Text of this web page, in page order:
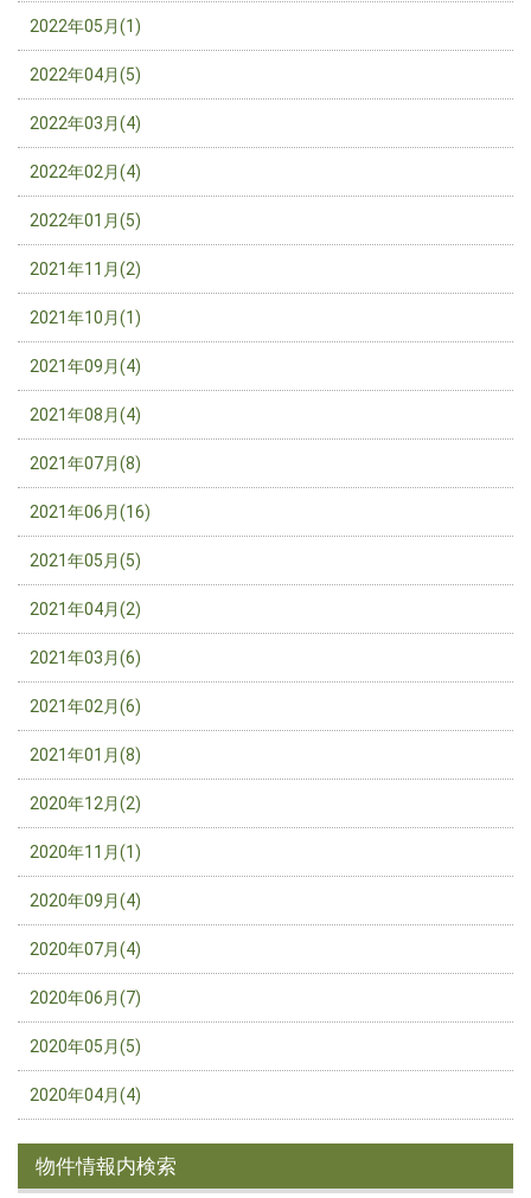
2022年05月(1)
2022年04月(5)
2022年03月(4)
2022年02月(4)
2022年01月(5)
2021年11月(2)
2021年10月(1)
2021年09月(4)
2021年08月(4)
2021年07月(8)
2021年06月(16)
2021年05月(5)
2021年04月(2)
2021年03月(6)
2021年02月(6)
2021年01月(8)
2020年12月(2)
2020年11月(1)
2020年09月(4)
2020年07月(4)
2020年06月(7)
2020年05月(5)
2020年04月(4)
物件情報内検索